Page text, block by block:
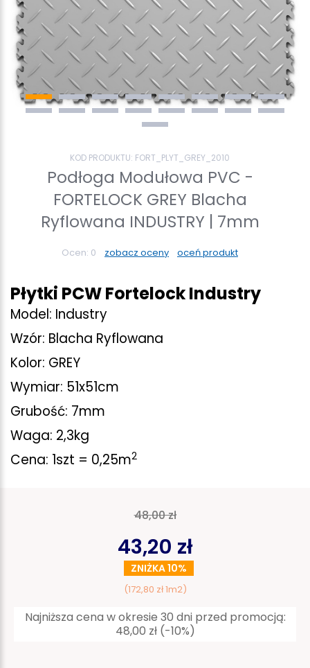
KOD PRODUKTU: FORT_PLYT_GREY_2010
Podłoga Modułowa PVC -
FORTELOCK GREY Blacha
Ryflowana INDUSTRY | 7mm
Ocen: 0 zobacz oceny oceń produkt
Płytki PCW Fortelock Industry
Model: Industry
Wzór: Blacha Ryflowana
Kolor: GREY
Wymiar: 51x51cm
Grubość: 7mm
Waga: 2,3kg
Cena: 1szt = 0,25m2
48,00 zł
43,20 zł
ZNIŻKA 10%
(172,80 zł 1m2)
Najniższa cena w okresie 30 dni przed promocją:
48,00 zł (-10%)